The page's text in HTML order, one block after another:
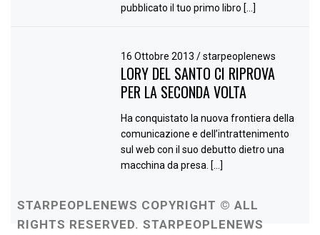
pubblicato il tuo primo libro […]
16 Ottobre 2013/ starpeoplenews
LORY DEL SANTO CI RIPROVA
PER LA SECONDA VOLTA
Ha conquistato la nuova frontiera della
comunicazione e dell’intrattenimento
sul web con il suo debutto dietro una
macchina da presa. […]
STARPEOPLENEWS COPYRIGHT © ALL
RIGHTS RESERVED. STARPEOPLENEWS